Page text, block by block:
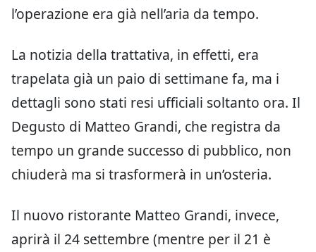
l’operazione era già nell’aria da tempo.
La notizia della trattativa, in effetti, era
trapelata già un paio di settimane fa, ma i
dettagli sono stati resi ufficiali soltanto ora. Il
Degusto di Matteo Grandi, che registra da
tempo un grande successo di pubblico, non
chiuderà ma si trasformerà in un’osteria.
Il nuovo ristorante Matteo Grandi, invece,
aprirà il 24 settembre (mentre per il 21 è